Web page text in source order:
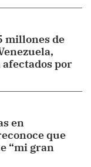
millones de
por
en
que
“mi gran